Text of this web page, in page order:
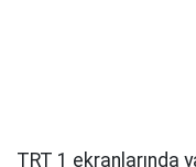
TRT 1 ekranlarında